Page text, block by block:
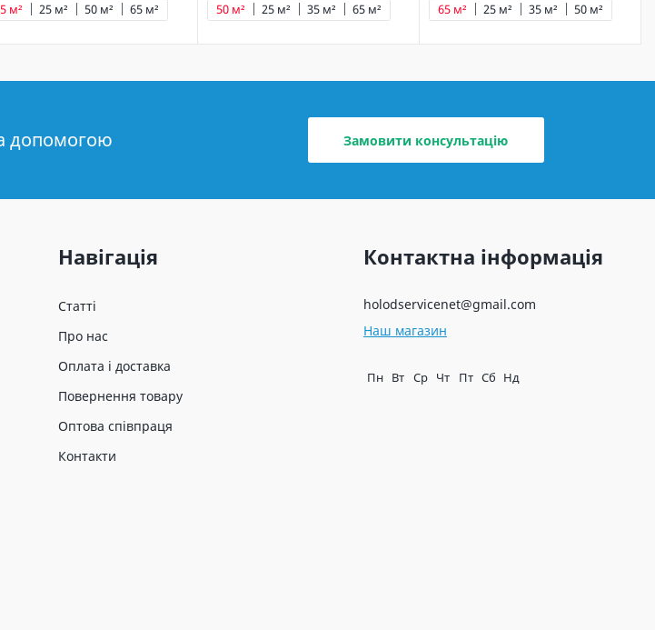
25 м²
м² 50 м² 65 м² 25 м² 35 м²
50 м² 65 м² 25 м² 35 м² 50 м²
65 м²
допомогою Замовити консультацію
Навігація
Статті
Про нас
Оплата і доставка
Повернення товару
Оптова співпраця
Контакти
Контактна інформація
holodservicenet@gmail.com
Наш магазин
Пн Вт Ср Чт Пт Сб Нд